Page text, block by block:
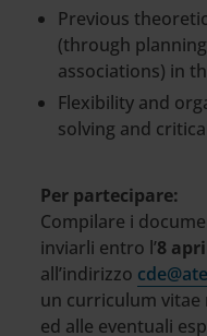
Previous
(through
associations) in
Flexibility and
solving and
Per partecipare:
Compilare i
inviarli entro l’8
all’indirizzo
un curriculum
ed alle eventuali